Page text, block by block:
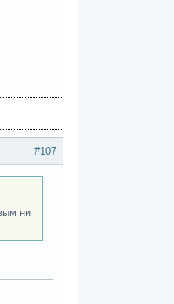
#107
ни